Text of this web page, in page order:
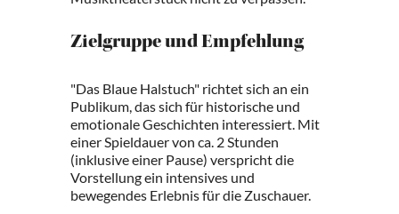
Zielgruppe und Empfehlung
"Das Blaue Halstuch" richtet sich an ein
Publikum, das sich für historische und
emotionale Geschichten interessiert. Mit
einer Spieldauer von ca. 2 Stunden
(inklusive einer Pause) verspricht die
Vorstellung ein intensives und
bewegendes Erlebnis für die Zuschauer.